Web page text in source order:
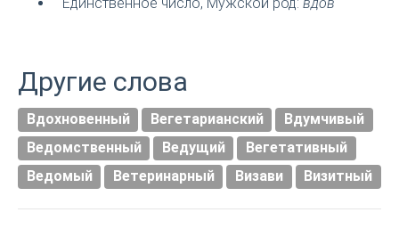
Другие слова
Вдохновенный Вегетарианский
Вдумчивый
Ведомственный
Ведущий
Вегетативный
Ведомый
Ветеринарный Визави Визитный